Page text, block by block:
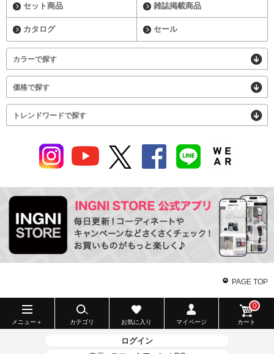
セット商品 雑誌掲載商品
カタログ セール
カラーで探す
価格で探す
トレンドワードで探す
PAGE TOP
メニュー＋ カテゴリ お気に入り マイページ カート
0
ログイン